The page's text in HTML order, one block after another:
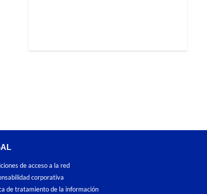
de acceso a la red
corporativa
de tratamiento de la información